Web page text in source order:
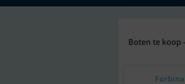
Boten te koop